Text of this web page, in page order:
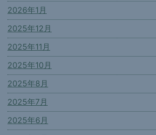
2026年1月
2025年12月
2025年11月
2025年10月
2025年8月
2025年7月
2025年6月